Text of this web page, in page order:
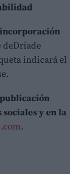
deDríade
indicará el
publicación
y en la
.